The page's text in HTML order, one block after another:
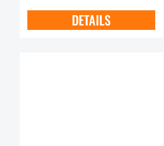
DETAILS